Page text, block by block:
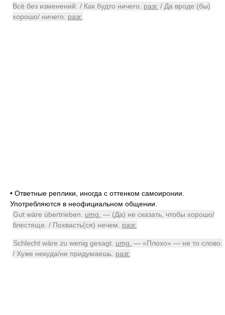
Всё без изменений. / Как будто ничего. разг. / Да вроде (бы)
хорошо/ ничего. разг.
• Ответные реплики, иногда с оттенком самоиронии.
Употребляются в неофициальном общении.
Gut wäre übertrieben. umg. — (Да) не сказать, чтобы хорошо/
блестяще. / Похвасть(ся) нечем. разг.
Schlecht wäre zu wenig gesagt. umg. — «Плохо» — не то слово.
/ Хуже некуда/не придумаешь. разг.